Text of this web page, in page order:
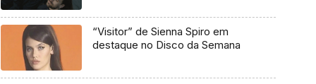
“Visitor” de Sienna Spiro em
destaque no Disco da Semana